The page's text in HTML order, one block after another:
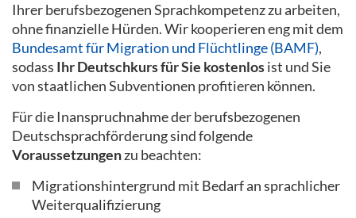
Ihrer berufsbezogenen Sprachkompetenz zu arbeiten,
ohne finanzielle Hürden. Wir kooperieren eng mit dem
Bundesamt für Migration und Flüchtlinge (BAMF),
sodass Ihr Deutschkurs für Sie kostenlosist und Sie
von staatlichen Subventionen profitieren können.
Für die Inanspruchnahme der berufsbezogenen
Deutschsprachförderung sind folgende
Voraussetzungenzu beachten:
Migrationshintergrund mit Bedarf an sprachlicher
Weiterqualifizierung